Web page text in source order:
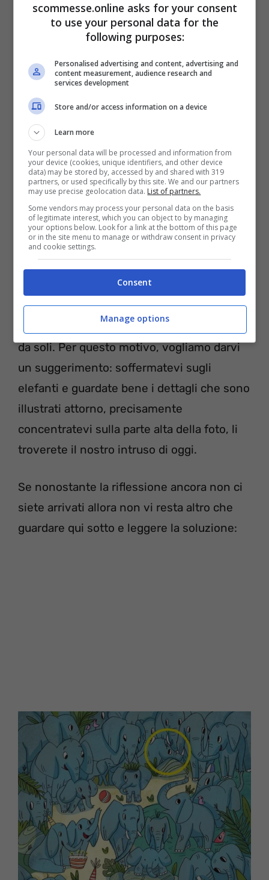
trova l’intruso in mezzo agli elefanti
Soluzione:
Nonostante il tempo sia scaduto, vogliamo
provare comunque a farvi risolvere il test
da soli. Per questo motivo, vogliamo darvi
un suggerimento: soffermatevi sugli
elefanti e guardate bene i dettagli che sono
illustrati attorno, precisamente
concentratevi sulla parte alta della foto, li
troverete il nostro intruso di oggi.
Se nonostante la riflessione ancora non ci
siete arrivati allora non vi resta altro che
guardare qui sotto e leggere la soluzione:
scommesse.online asks for your consent
to use your personal data for the
following purposes:
Personalised advertising and content, advertising and
content measurement, audience research and
services development
Store and/or access information on a device
Learn more
Your personal data will be processed and information from
your device (cookies, unique identifiers, and other device
data) may be stored by, accessed by and shared with 319
partners, or used specifically by this site. We and our partners
may use precise geolocation data. List of partners.
Some vendors may process your personal data on the basis
of legitimate interest, which you can object to by managing
your options below. Look for a link at the bottom of this page
or in the site menu to manage or withdraw consent in privacy
and cookie settings.
Consent
Manage options